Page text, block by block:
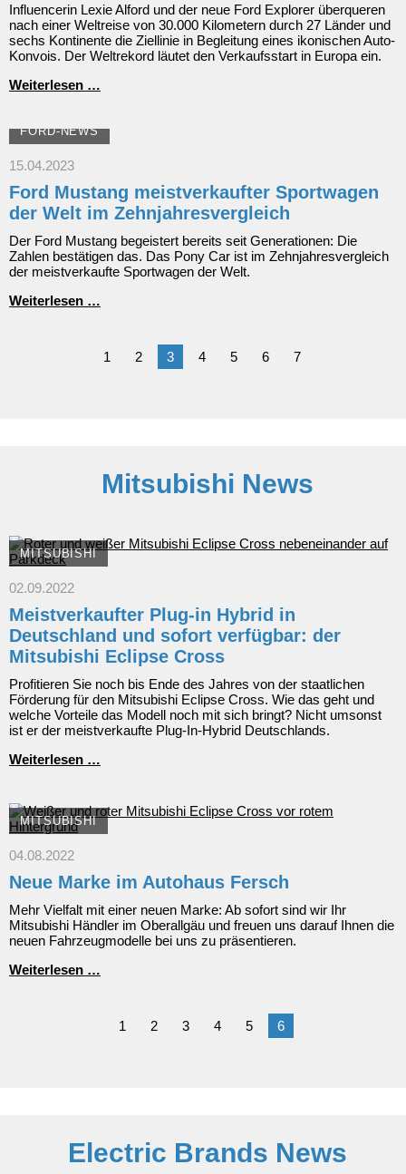
Influencerin Lexie Alford und der neue Ford Explorer überqueren
nach einer Weltreise von 30.000 Kilometern durch 27 Länder und
sechs Kontinente die Ziellinie in Begleitung eines ikonischen Auto-
Konvois. Der Weltrekord läutet den Verkaufsstart in Europa ein.
Weiterlesen …
Explorer:
Weltumrundungsrekord
FORD-NEWS
15.04.2023
Ford Mustang meistverkaufter Sportwagen
der Welt im Zehnjahresvergleich
Der Ford Mustang begeistert bereits seit Generationen: Die
Zahlen bestätigen das. Das Pony Car ist im Zehnjahresvergleich
der meistverkaufte Sportwagen der Welt.
Weiterlesen …
Sportwagen
der
1 2 3 4 5 6 7
Mitsubishi News
MITSUBISHI
02.09.2022
Meistverkaufter Plug-in Hybrid in
Deutschland und sofort verfügbar: der
Mitsubishi Eclipse Cross
Profitieren Sie noch bis Ende des Jahres von der staatlichen
Förderung für den Mitsubishi Eclipse Cross. Wie das geht und
welche Vorteile das Modell noch mit sich bringt? Nicht umsonst
ist er der meistverkaufte Plug-In-Hybrid Deutschlands.
Weiterlesen …
Hybrid
in
Deutschland
verfügbar:
Mitsubishi
Eclipse
Cross
MITSUBISHI
04.08.2022
Neue Marke im Autohaus Fersch
Mehr Vielfalt mit einer neuen Marke: Ab sofort sind wir Ihr
Mitsubishi Händler im Oberallgäu und freuen uns darauf Ihnen die
neuen Fahrzeugmodelle bei uns zu präsentieren.
Weiterlesen …
Fersch
1 2 3 4 5 6
Electric Brands News